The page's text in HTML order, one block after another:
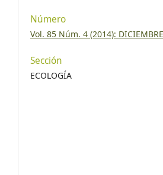
Número
Vol. 85 Núm. 4 (2014): DICIEMBRE
Sección
ECOLOGÍA